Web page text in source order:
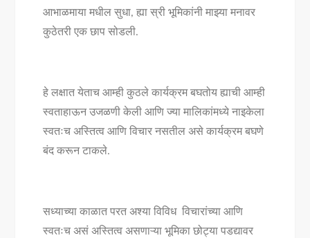
आभाळमाया मधील सुधा, ह्या स्री भूमिकांनी माझ्या मनावर
कुठेतरी एक छाप सोडली.
हे लक्षात येताच आम्ही कुठले कार्यक्रम बघतोय ह्याची आम्ही
स्वताहाऊन उजळणी केली आणि ज्या मालिकांमध्ये नाइकेला
स्वतःच अस्तित्व आणि विचार नसतील असे कार्यक्रम बघणे
बंद करून टाकले.
सध्याच्या काळात परत अश्या विविध विचारांच्या आणि
स्वतःच असं अस्तित्व असणाऱ्या भूमिका छोट्या पडद्यावर